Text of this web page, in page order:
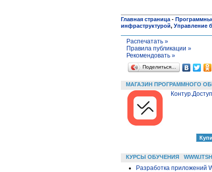
Главная страница -
инфраструктурой, Управление
Распечатать »
Правила публикации »
Рекомендовать »
Поделиться…
МАГАЗИН ПРОГРАММНОГО
Контур.Доступ
КУРСЫ ОБУЧЕНИЯ
Разработка приложений